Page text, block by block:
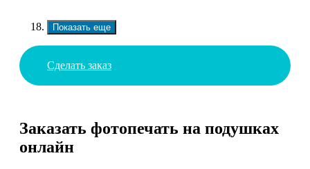
Показать еще
Сделать заказ
Заказать фотопечать на подушках
онлайн